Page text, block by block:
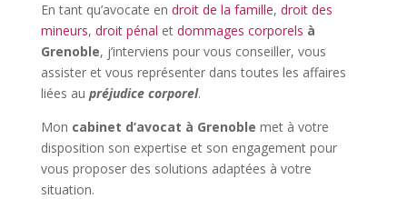
En tant qu’avocate en droit de la famille, droit des
mineurs, droit pénal et dommages corporels à
Grenoble, j’interviens pour vous conseiller, vous
assister et vous représenter dans toutes les affaires
liées au préjudice corporel.
Mon cabinet d’avocat à Grenoble met à votre
disposition son expertise et son engagement pour
vous proposer des solutions adaptées à votre
situation.